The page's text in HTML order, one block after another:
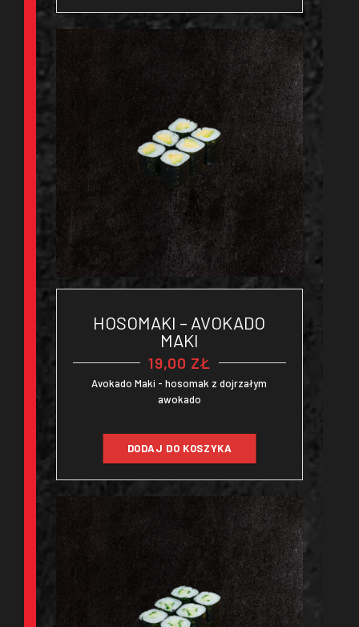
HOSOMAKI – AVOKADO
MAKI
19,00 ZŁ
Avokado Maki - hosomak z dojrzałym
awokado
DODAJ DO KOSZYKA